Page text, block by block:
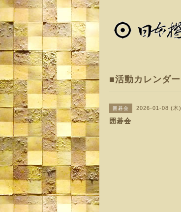
■活動カレンダー
囲碁会 2026-01-08 (木)
囲碁会